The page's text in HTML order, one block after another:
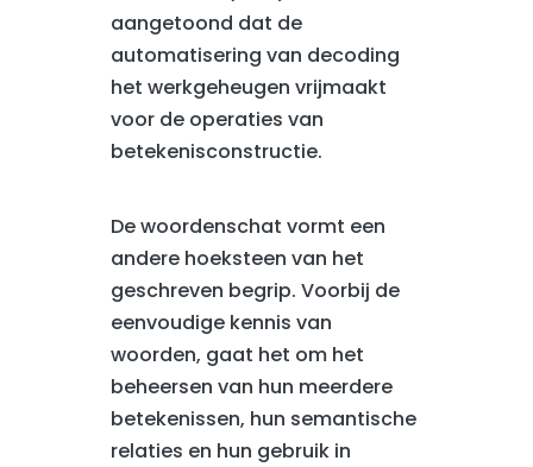
aangetoond dat de
automatisering van decoding
het werkgeheugen vrijmaakt
voor de operaties van
betekenisconstructie.
De woordenschat vormt een
andere hoeksteen van het
geschreven begrip. Voorbij de
eenvoudige kennis van
woorden, gaat het om het
beheersen van hun meerdere
betekenissen, hun semantische
relaties en hun gebruik in